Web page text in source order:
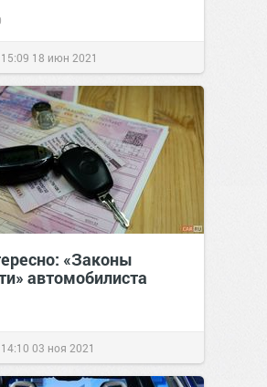
15:09 18 июн 2021
«Законы
автомобилиста
14:10 03 ноя 2021